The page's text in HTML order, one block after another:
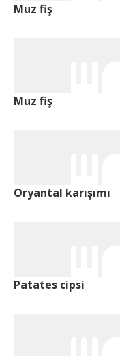
Muz fiş
Muz fiş
Oryantal karışımı
Patates cipsi